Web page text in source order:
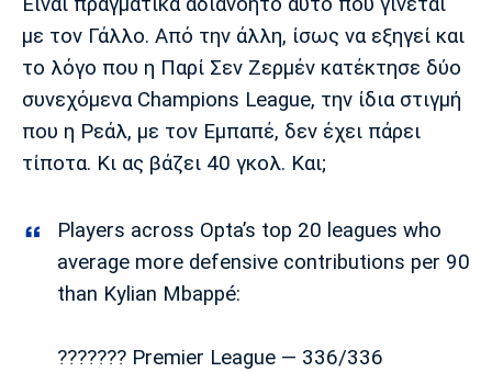
με τον Γάλλο. Από την άλλη, ίσως να εξηγεί και
το λόγο που η Παρί Σεν Ζερμέν κατέκτησε δύο
συνεχόμενα Champions League, την ίδια στιγμή
που η Ρεάλ, με τον Εμπαπέ, δεν έχει πάρει
τίποτα. Κι ας βάζει 40 γκολ. Και;
Players across Opta’s top 20 leagues who
average more defensive contributions per 90
than Kylian Mbappé:
??????? Premier League — 336/336